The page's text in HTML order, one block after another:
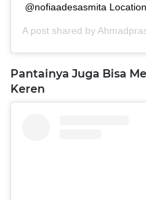
@nofiaadesasmita
A post shared by
Pantainya Juga Bisa
Keren